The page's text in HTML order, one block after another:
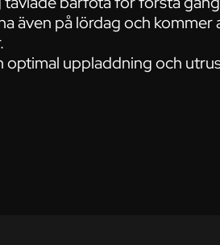
även på lördag och kommer
optimal uppladdning och